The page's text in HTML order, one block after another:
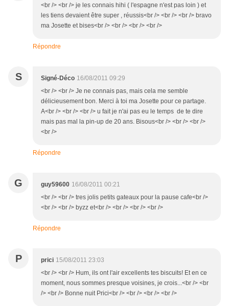
<br /> <br /> je les connais hihi ( l'espagne n'est pas loin ) et
les tiens devaient être super , réussis<br /> <br /> <br /> bravo
ma Josette et bises<br /> <br /> <br /> <br />
Répondre
S Signé-Déco 16/08/2011 09:29
<br /> <br /> Je ne connais pas, mais cela me semble
délicieusement bon. Merci à toi ma Josette pour ce partage.
A<br /> <br /> <br /> u fait je n'ai pas eu le temps de te dire
mais pas mal la pin-up de 20 ans. Bisous<br /> <br /> <br />
<br />
Répondre
G guy59600 16/08/2011 00:21
<br /> <br /> tres jolis petits gateaux pour la pause cafe<br />
<br /> <br /> byzz et<br /> <br /> <br /> <br />
Répondre
P prici 15/08/2011 23:03
<br /> <br /> Hum, ils ont l'air excellents tes biscuits! Et en ce
moment, nous sommes presque voisines, je crois...<br /> <br
/> <br /> Bonne nuit Prici<br /> <br /> <br /> <br />